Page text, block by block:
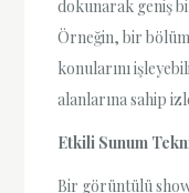
dokunarak geniş
Örneğin, bir
konularını
alanlarına sahip
Etkili Sunum
Bir görüntülü